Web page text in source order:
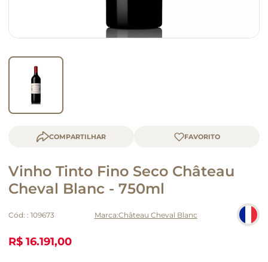
COMPARTILHAR
Vinho Tinto Fino Seco Château
Cheval Blanc - 750ml
Cód: : 109673 Château Cheval Blanc
R$ 16.191,00